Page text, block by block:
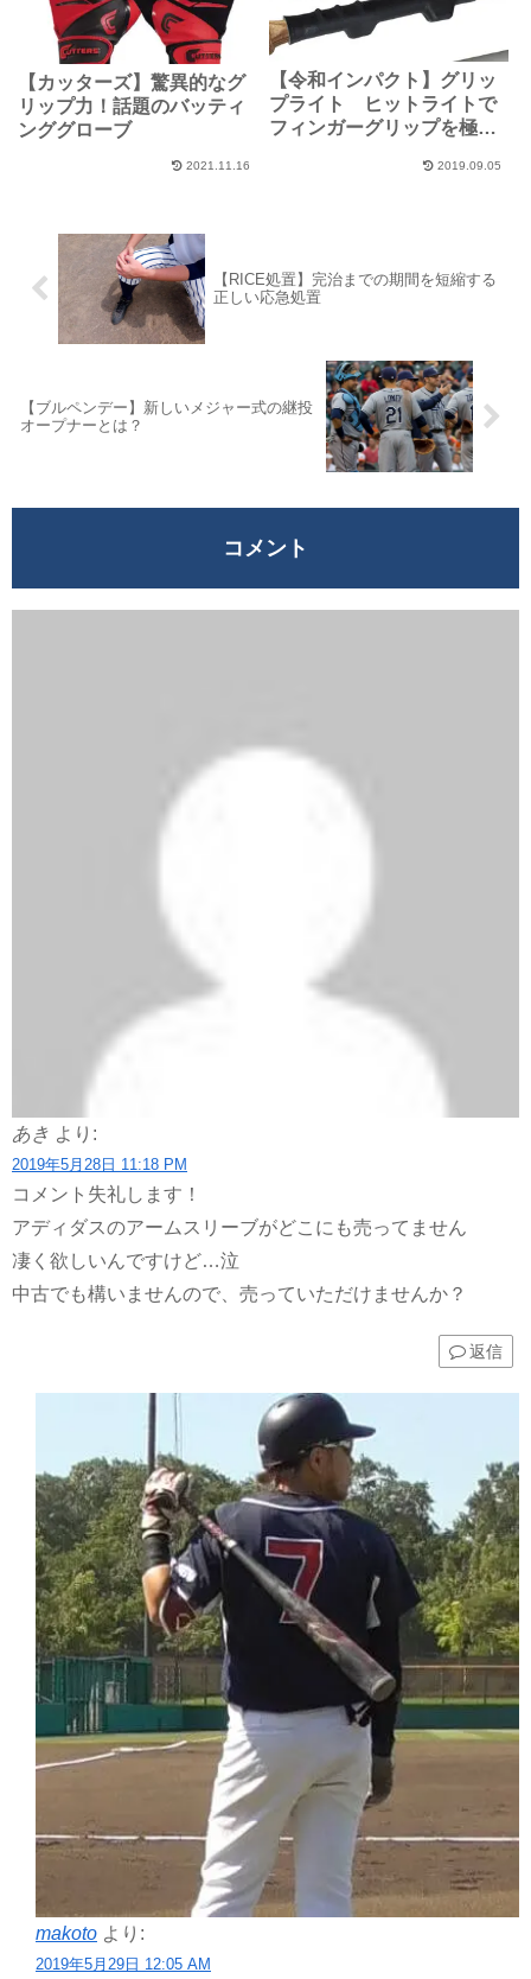
【カッターズ】驚異的なグ
リップ力！話題のバッティ
ンググローブ
2021.11.16
【令和インパクト】グリッ
プライト ヒットライトで
フィンガーグリップを極め
2019.09.05
【RICE処置】完治までの期間を短縮する
正しい応急処置
【ブルペンデー】新しいメジャー式の継投
オープナーとは？
コメント
あき より:
2019年5月28日 11:18 PM
コメント失礼します！
アディダスのアームスリーブがどこにも売ってません
凄く欲しいんですけど…泣
中古でも構いませんので、売っていただけませんか？
返信
makoto より:
2019年5月29日 12:05 AM